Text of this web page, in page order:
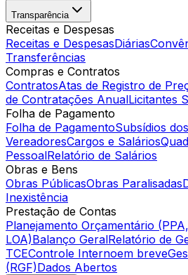
Transparência
Receitas e Despesas
Receitas e DespesasDiárias
Transferências
Compras e Contratos
ContratosAtas de Registro de
de Contratações AnualLicitantes
Folha de Pagamento
Folha de PagamentoSubsídios dos
VereadoresCargos e Salários
PessoalRelatório de Salários
Obras e Bens
Obras PúblicasObras Paralisadas
Inexistência
Prestação de Contas
Planejamento Orçamentário
LOA)Balanço GeralRelatório de
TCEControle Internoem breve
(RGF)Dados Abertos